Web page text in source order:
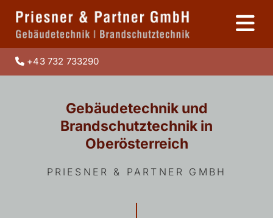
 +43 732 733290
Gebäudetechnik und
Brandschutztechnik in
Oberösterreich
PRIESNER & PARTNER GMBH